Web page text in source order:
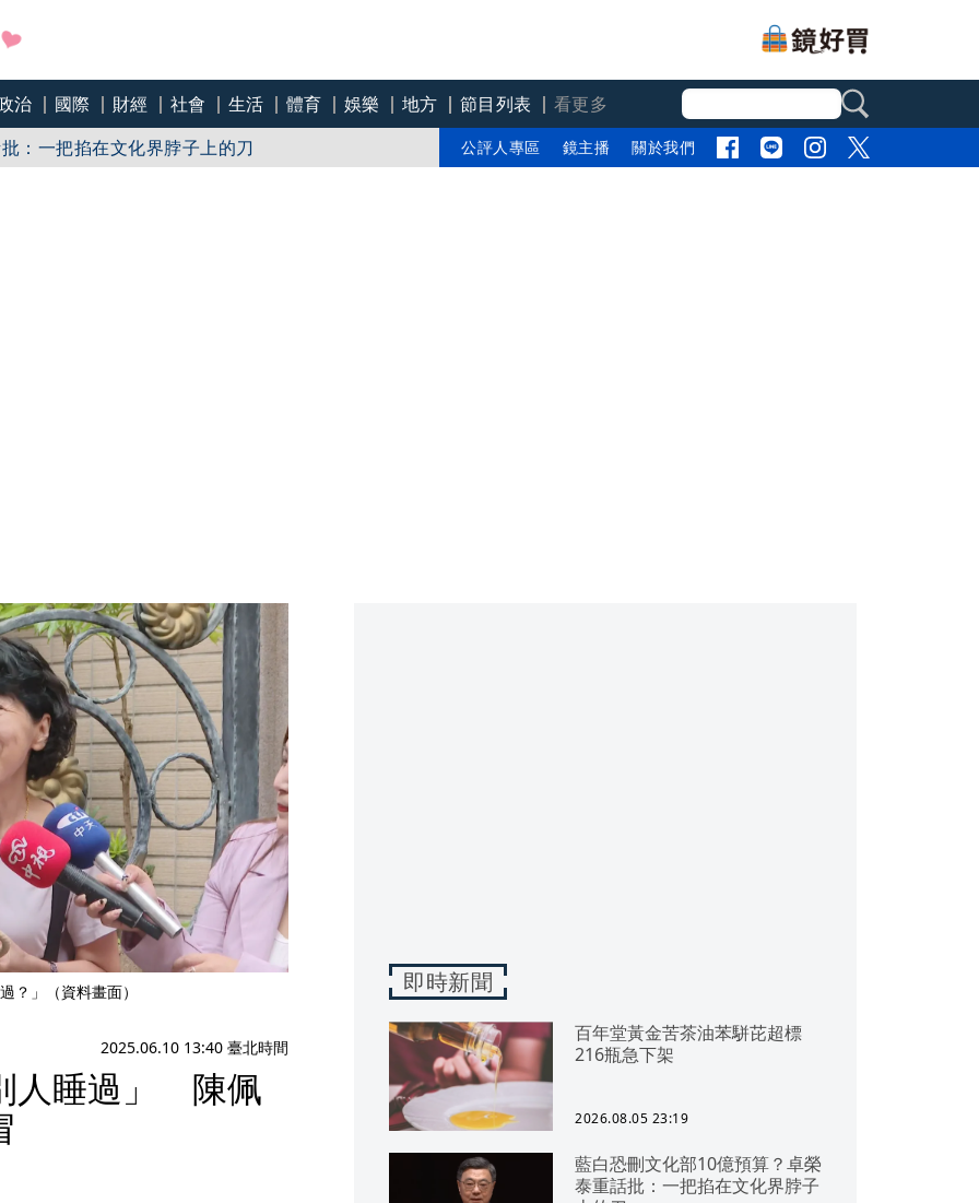
治 國際 財經 社會 生活 體育 娛樂 地方 節目列表 看更多
下架
：一把掐在文化界脖子上的刀
公評人專區 鏡主播 關於我們
？」（資料畫面）
2025.06.10 13:40 臺北時間
人睡過」 陳佩
即時新聞
百年堂黃金苦茶油苯駢芘超標
216瓶急下架
2026.08.05 23:19
藍白恐刪文化部10億預算？卓榮
泰重話批：一把掐在文化界脖子